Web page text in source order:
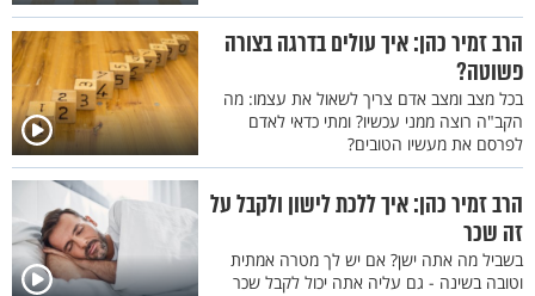
הרב זמיר כהן: איך עולים בדרגה בצורה
פשוטה?
בכל מצב ומצב אדם צריך לשאול את עצמו: מה
הקב"ה רוצה ממני עכשיו? ומתי כדאי לאדם
לפרסם את מעשיו הטובים?
הרב זמיר כהן: איך ללכת לישון ולקבל על
זה שכר
בשביל מה אתה ישן? אם יש לך מטרה אמתית
וטובה בשינה - גם עליה אתה יכול לקבל שכר